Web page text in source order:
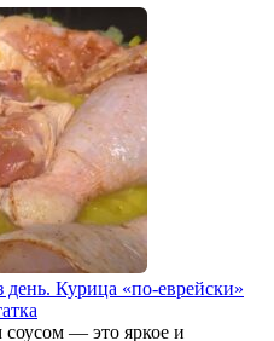
день. Курица «по-еврейски»
— это яркое и